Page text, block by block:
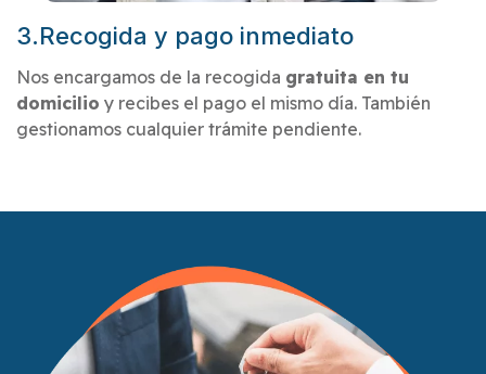
3.Recogida y pago inmediato
Nos encargamos de la recogida gratuita en tu
domicilio y recibes el pago el mismo día. También
gestionamos cualquier trámite pendiente.